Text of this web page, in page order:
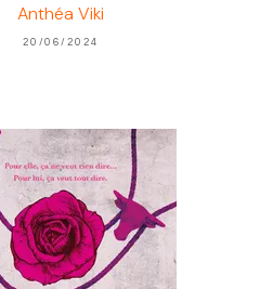
Anthéa Viki
20/06/2024